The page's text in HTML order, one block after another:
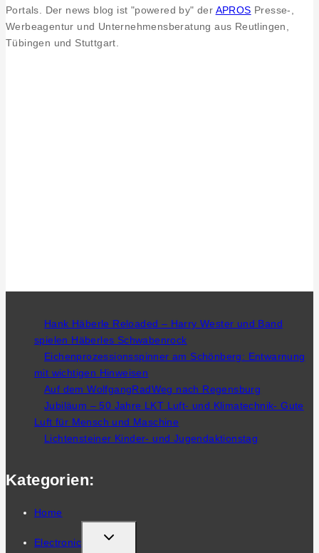
Portals. Der news blog ist "powered by" der APROS Presse-,
Werbeagentur und Unternehmensberatung aus Reutlingen,
Tübingen und Stuttgart.
Hank Häberle Reloaded – Harry Wester und Band
spielen Häberles Schwabenrock
Eichenprozessionsspinner am Schönberg: Entwarnung
mit wichtigen Hinweisen
Auf dem WolfgangRadWeg nach Regensburg
Jubiläum – 50 Jahre LKT Luft- und Klimatechnik- Gute
Luft für Mensch und Maschine
Lichtensteiner Kinder- und Jugendaktionstag
Kategorien:
Home
Electronic
TOGGLE